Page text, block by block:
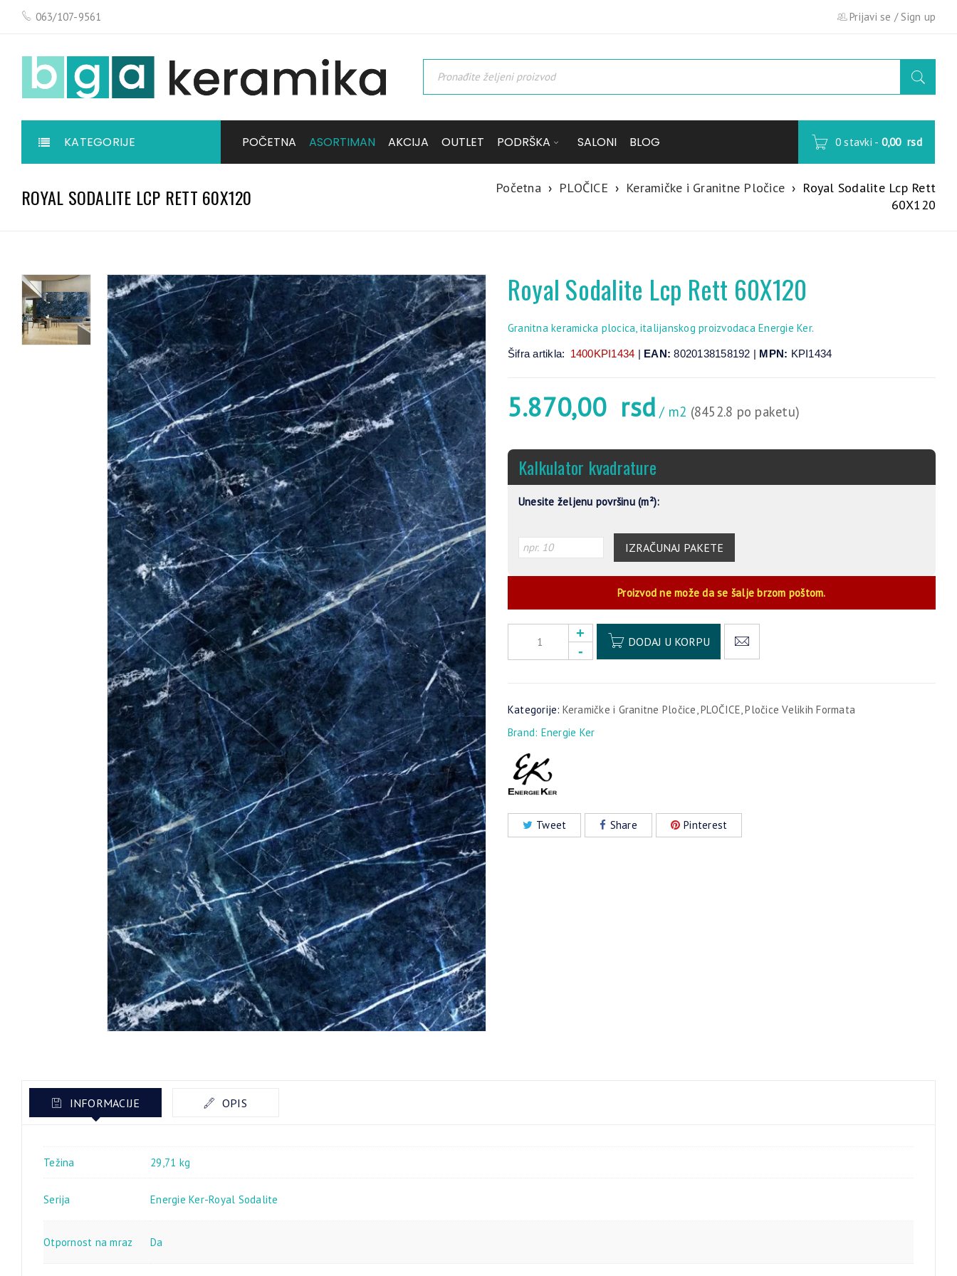
063/107-9561 Prijavi se /Sign up
KATEGORIJE POČETNA ASORTIMAN AKCIJA OUTLET PODRŠKA SALONI BLOG 0 stavki - 0,00 rsd
ROYAL SODALITE LCP RETT 60X120 Početna › PLOČICE › Keramičke i Granitne Pločice › Royal Sodalite Lcp Rett
60X120
Royal Sodalite Lcp Rett 60X120
Granitna keramicka plocica, italijanskog proizvodaca Energie Ker.
Šifra artikla: 1400KPI1434 | EAN: 8020138158192 | MPN: KPI1434
5.870,00 rsd / m2 (8452.8 po paketu)
Kalkulator kvadrature
Unesite željenu površinu (m²):
IZRAČUNAJ PAKETE
Proizvod ne može da se šalje brzom poštom.
DODAJ U KORPU
Kategorije: Keramičke i Granitne Pločice,PLOČICE,Pločice Velikih Formata
Brand: Energie Ker
Tweet Share Pinterest
INFORMACIJE OPIS
Težina 29,71 kg
Serija Energie Ker-Royal Sodalite
Otpornost na mraz Da